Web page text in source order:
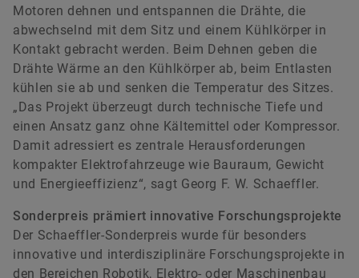
Motoren dehnen und entspannen die Drähte, die
abwechselnd mit dem Sitz und einem Kühlkörper in
Kontakt gebracht werden. Beim Dehnen geben die
Drähte Wärme an den Kühlkörper ab, beim Entlasten
kühlen sie ab und senken die Temperatur des Sitzes.
„Das Projekt überzeugt durch technische Tiefe und
einen Ansatz ganz ohne Kältemittel oder Kompressor.
Damit adressiert es zentrale Herausforderungen
kompakter Elektrofahrzeuge wie Bauraum, Gewicht
und Energieeffizienz“, sagt Georg F. W. Schaeffler.
Sonderpreis prämiert innovative Forschungsprojekte
Der Schaeffler-Sonderpreis wurde für besonders
innovative und interdisziplinäre Forschungsprojekte in
den Bereichen Robotik, Elektro- oder Maschinenbau